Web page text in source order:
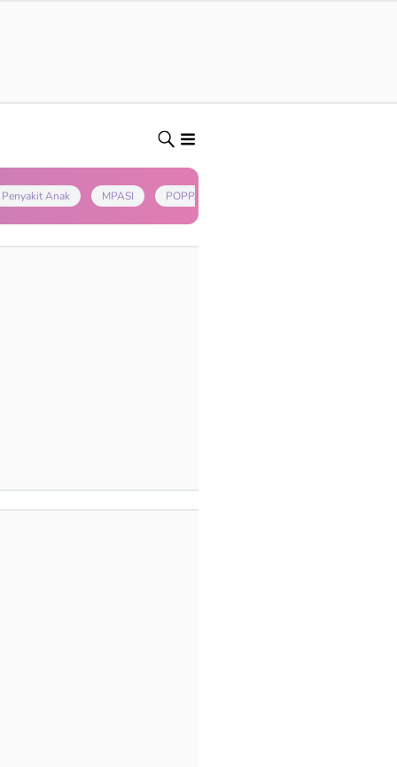
Penyakit Anak MPASI POPPAPA